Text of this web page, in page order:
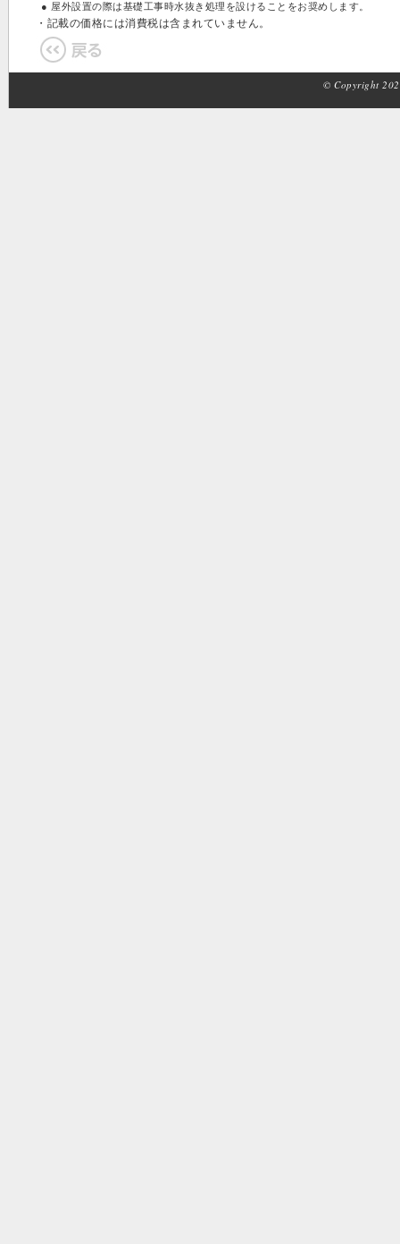
● 屋外設置の際は基礎工事時水抜き処理を設けることをお奨めします。
・記載の価格には消費税は含まれていません。
© Copyright